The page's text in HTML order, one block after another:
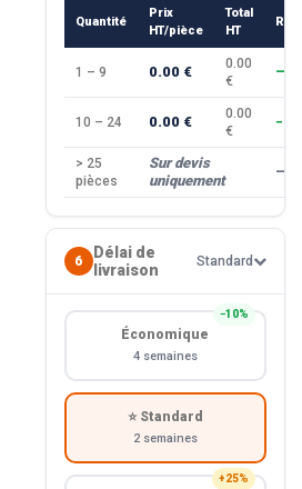
Quantité
Prix
HT/pièce
Total
HT
1 – 9 0.00 €
0.00
€
—
10 – 24 0.00 €
0.00
€
> 25
pièces
Sur devis
uniquement
—
6
Délai de
livraison
Standard
−10%
Économique
4 semaines
⭐ Standard
2 semaines
+25%